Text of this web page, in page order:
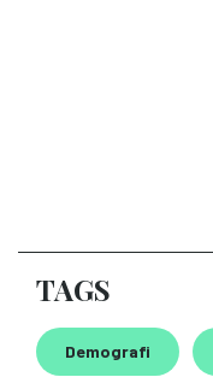
TAGS
Demografi